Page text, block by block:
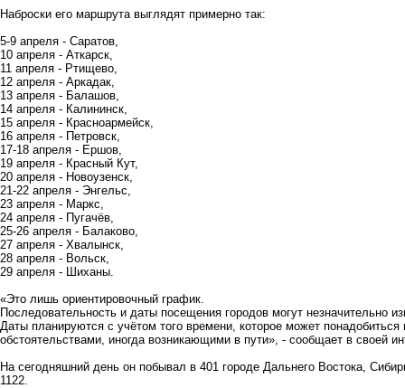
Наброски его маршрута выглядят примерно так:
5-9 апреля - Саратов,
10 апреля - Аткарск,
11 апреля - Ртищево,
12 апреля - Аркадак,
13 апреля - Балашов,
14 апреля - Калининск,
15 апреля - Красноармейск,
16 апреля - Петровск,
17-18 апреля - Ершов,
19 апреля - Красный Кут,
20 апреля - Новоузенск,
21-22 апреля - Энгельс,
23 апреля - Маркс,
24 апреля - Пугачёв,
25-26 апреля - Балаково,
27 апреля - Хвалынск,
28 апреля - Вольск,
29 апреля - Шиханы.
«Это лишь ориентировочный график.
Последовательность и даты посещения городов могут незначительно
Даты планируются с учётом того времени, которое может
обстоятельствами, иногда возникающими в пути», - сообщает в своей
На сегодняшний день он побывал в 401 городе Дальнего Востока,
1122.